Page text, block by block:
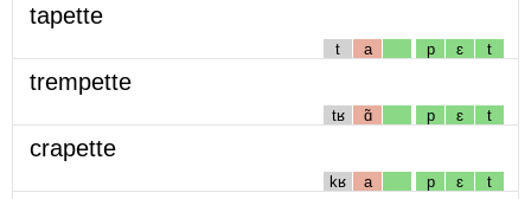
tapette
t a p ɛ t
trempette
tʁ ɑ̃ p ɛ t
crapette
kʁ a p ɛ t